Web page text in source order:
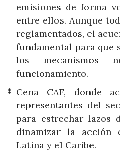
emisiones de forma
entre ellos. Aunque
reglamentados, el
fundamental para que
los mecanismos
funcionamiento.
Cena CAF, donde
representantes del
para estrechar lazos
dinamizar la acción
Latina y el Caribe.